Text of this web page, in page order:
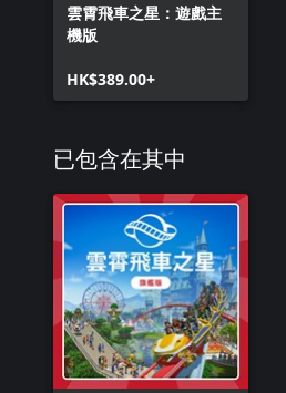
雲霄飛車之星：遊戲主
機版
HK$389.00+
已包含在其中